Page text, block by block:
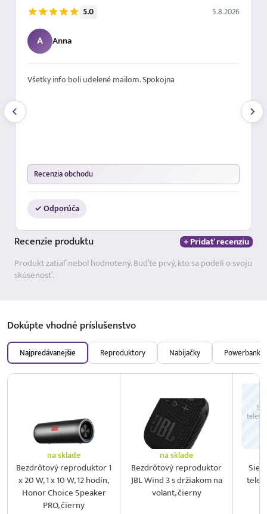
5.0 5.8.2026
A Anna
Všetky info boli udelené mailom. Spokojna
Recenzia obchodu
✓ Odporúča
Recenzie produktu
+ Pridať recenziu
Produkt zatiaľ nebol hodnotený. Buďte prvý, kto sa podelí o svoju
skúsenosť.
Dokúpte vhodné príslušenstvo
Najpredávanejšie Reproduktory Nabíjačky Powerbanky
na sklade
Bezdrôtový reproduktor 1
x 20 W, 1 x 10 W, 12 hodín,
Honor Choice Speaker
PRO, čierny
na sklade
Bezdrôtový reproduktor
JBL Wind 3 s držiakom na
volant, čierny